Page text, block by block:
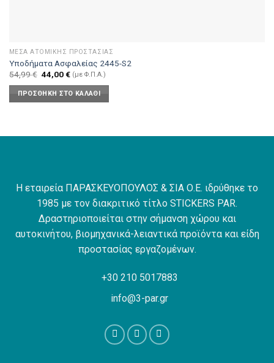
ΜΈΣΑ ΑΤΟΜΙΚΉΣ ΠΡΟΣΤΑΣΊΑΣ
Υποδήματα Ασφαλείας 2445-S2
54,99€ Original
price
was:
54,99 €.
44,00€Η
τρέχουσα
τιμή
είναι:
44,00 €.
(με Φ.Π.Α.)
ΠΡΟΣΘΉΚΗ ΣΤΟ ΚΑΛΆΘΙ
Η εταιρεία ΠΑΡΑΣΚΕΥΟΠΟΥΛΟΣ & ΣΙΑ Ο.Ε. ιδρύθηκε το
1985 με τον διακριτικό τίτλο STICKERS PAR.
Δραστηριοποιείται στην σήμανση χώρου και
αυτοκινήτου, βιομηχανικά-λειαντικά προϊόντα και είδη
προστασίας εργαζομένων.
+30 210 5017883
info@3-par.gr